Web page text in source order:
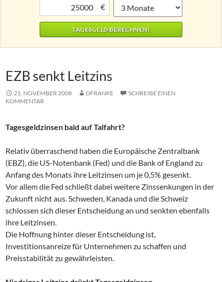
€
EZB senkt Leitzins
21. NOVEMBER 2008 DFRANKE
SCHREIBE EINEN
KOMMENTAR
Tagesgeldzinsen bald auf Talfahrt?
Relativ überraschend haben die Europäische Zentralbank
(EBZ), die US-Notenbank (Fed) und die Bank of England zu
Anfang des Monats ihre Leitzinsen um je 0,5% gesenkt.
Vor allem die Fed schließt dabei weitere Zinssenkungen in der
Zukunft nicht aus. Schweden, Kanada und die Schweiz
schlossen sich dieser Entscheidung an und senkten ebenfalls
ihre Leitzinsen.
Die Hoffnung hinter dieser Entscheidung ist,
Investitionsanreize für Unternehmen zu schaffen und
Preisstabilität zu gewährleisten.